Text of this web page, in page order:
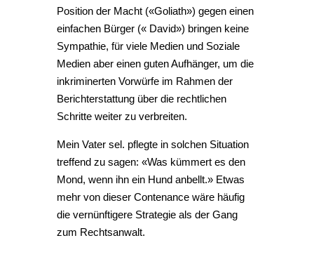
Position der Macht («Goliath») gegen einen
einfachen Bürger (« David») bringen keine
Sympathie, für viele Medien und Soziale
Medien aber einen guten Aufhänger, um die
inkriminerten Vorwürfe im Rahmen der
Berichterstattung über die rechtlichen
Schritte weiter zu verbreiten.
Mein Vater sel. pflegte in solchen Situation
treffend zu sagen: «Was kümmert es den
Mond, wenn ihn ein Hund anbellt.» Etwas
mehr von dieser Contenance wäre häufig
die vernünftigere Strategie als der Gang
zum Rechtsanwalt.